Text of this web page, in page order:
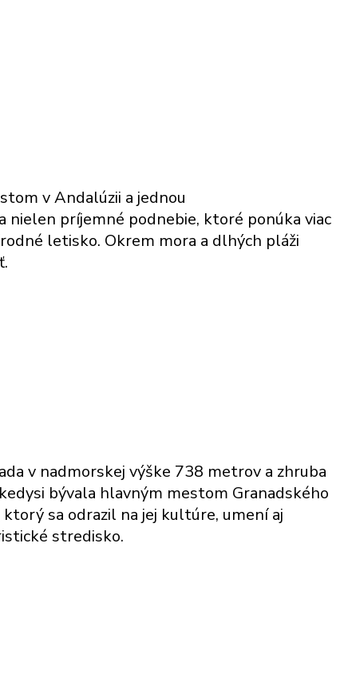
v Andalúzii a jednou
nielen príjemné podnebie, ktoré ponúka viac
letisko. Okrem mora a dlhých pláži
v nadmorskej výške 738 metrov a zhruba
bývala hlavným mestom Granadského
sa odrazil na jej kultúre, umení aj
stredisko.